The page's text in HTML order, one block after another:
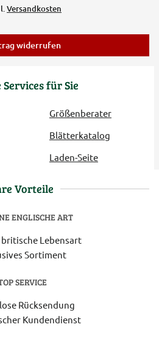
Services für Sie
Größenberater
Blätterkatalog
Laden-Seite
Versandkosten
widerrufen
Vorteile
ENGLISCHE ART
britische Lebensart
Sortiment
SERVICE
Rücksendung
Kundendienst